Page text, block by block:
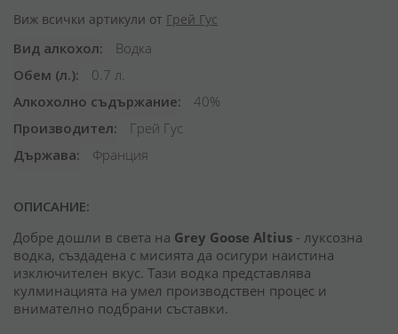
Виж всички артикули от Грей Гус
Вид алкохол
Водка
Обем (л.)
0.7 л.
Алкохолно съдържание
40%
Производител
Грей Гус
Държава
Франция
ОПИСАНИЕ:
Добре дошли в света на Grey Goose Altius - луксозна
водка, създадена с мисията да осигури наистина
изключителен вкус. Тази водка представлява
кулминацията на умел производствен процес и
внимателно подбрани съставки.